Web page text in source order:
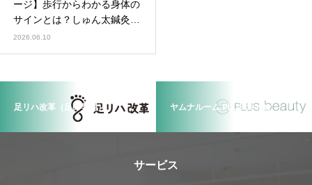
ージ】歩行からわかる身体の
サインとは？しゅん太鍼灸整
骨院・整体院が考える「支え
2026.06.10
足リハ改革（足の専門） ヤムナルーム PLUSbeauty
サービス